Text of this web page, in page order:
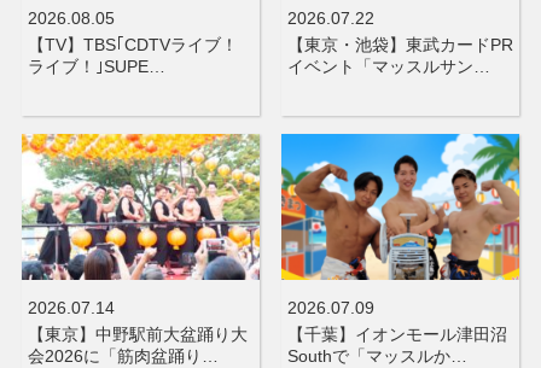
2026.08.05
【TV】TBS｢CDTVライブ！
ライブ！｣SUPE…
2026.07.22
【東京・池袋】東武カードPR
イベント「マッスルサン…
2026.07.14
【東京】中野駅前大盆踊り大
会2026に「筋肉盆踊り…
2026.07.09
【千葉】イオンモール津田沼
Southで「マッスルか…